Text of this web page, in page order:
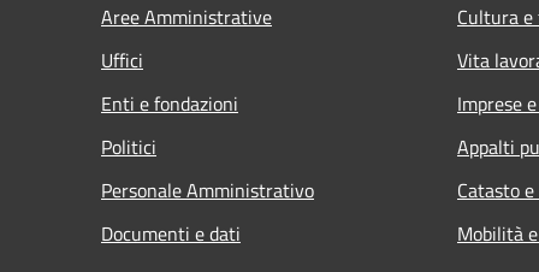
Aree Amministrative
Uffici
Enti e fondazioni
Politici
Personale Amministrativo
Documenti e dati
Cultura
Vita
Imprese
Appalti
Catasto
Mobilità